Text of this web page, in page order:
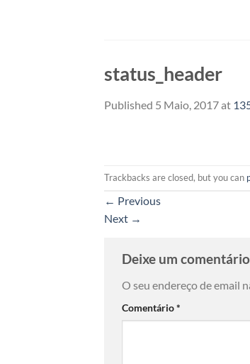
status_header
Published 5 Maio, 2017at
Trackbacks are closed, but you can
← Previous
Next →
Deixe um comentário
O seu endereço de email
Comentário*